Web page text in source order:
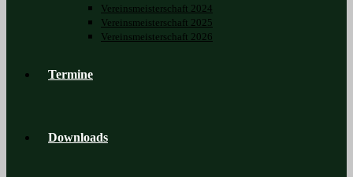
Vereinsmeisterschaft 2024
Vereinsmeisterschaft 2025
Vereinsmeisterschaft 2026
Termine
Downloads